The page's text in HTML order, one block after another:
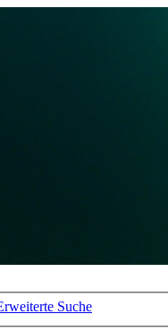
ist auf
existiert
Suche